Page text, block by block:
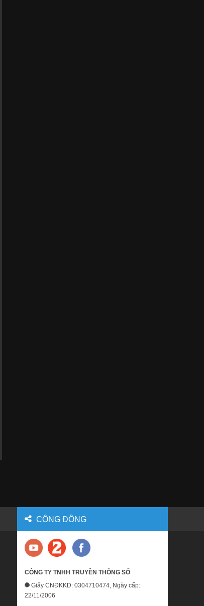
CỘNG ĐỒNG
CÔNG TY TNHH TRUYỀN THÔNG SỐ
Giấy CNĐKKD: 0304710474, Ngày cấp:
22/11/2006